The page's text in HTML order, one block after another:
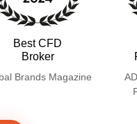
Best CFD
Broker
Brands Magazine